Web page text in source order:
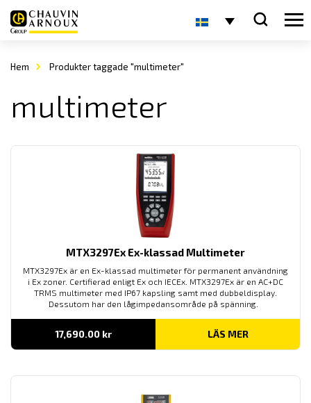
Hem Produkter taggade "multimeter"
multimeter
MTX3297Ex Ex-klassad Multimeter
MTX3297Ex är en Ex-klassad multimeter för permanent användning
i Ex zoner. Certifierad enligt Ex och IECEx. MTX3297Ex är en AC+DC
TRMS multimeter med IP67 kapsling samt med dubbeldisplay.
Dessutom har den lågimpedansområde på spänning.
17,690.00 kr LÄS MER